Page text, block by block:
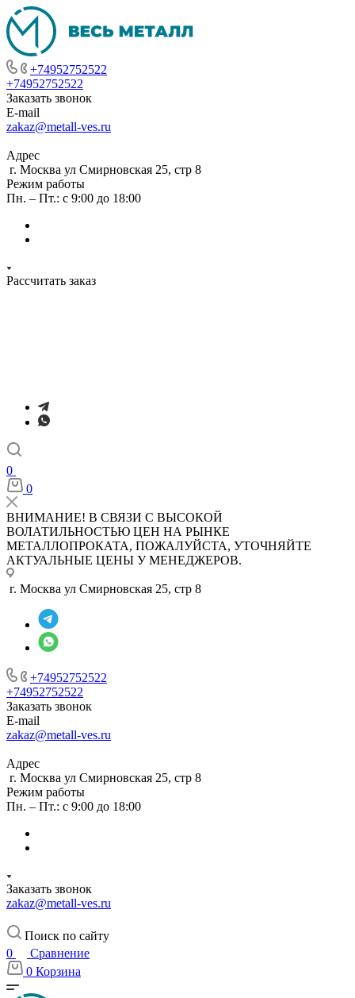
+74952752522
+74952752522
Заказать звонок
E-mail
zakaz@metall-ves.ru
Адрес
г. Москва ул Смирновская 25, стр 8
Режим работы
Пн. – Пт.: с 9:00 до 18:00
Рассчитать заказ
0
0
ВНИМАНИЕ! В СВЯЗИ С ВЫСОКОЙ
ВОЛАТИЛЬНОСТЬЮ ЦЕН НА РЫНКЕ
МЕТАЛЛОПРОКАТА, ПОЖАЛУЙСТА, УТОЧНЯЙТЕ
АКТУАЛЬНЫЕ ЦЕНЫ У МЕНЕДЖЕРОВ.
г. Москва ул Смирновская 25, стр 8
+74952752522
+74952752522
Заказать звонок
E-mail
zakaz@metall-ves.ru
Адрес
г. Москва ул Смирновская 25, стр 8
Режим работы
Пн. – Пт.: с 9:00 до 18:00
Заказать звонок
zakaz@metall-ves.ru
Поиск по сайту
0
Сравнение
0 Корзина